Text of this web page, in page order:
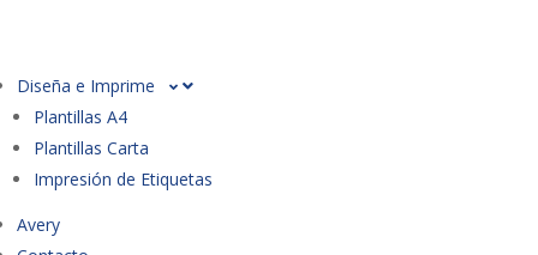
Diseña e Imprime
Plantillas A4
Plantillas Carta
Impresión de Etiquetas
Avery